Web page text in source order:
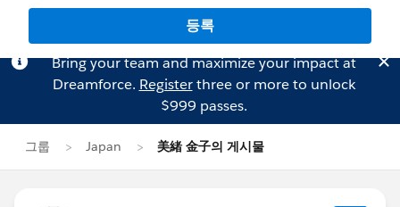
등록
Bring your team and maximize your impact at
Dreamforce. Registerthree or more to unlock
$999 passes.
그룹 Japan 美緒 金子의 게시물